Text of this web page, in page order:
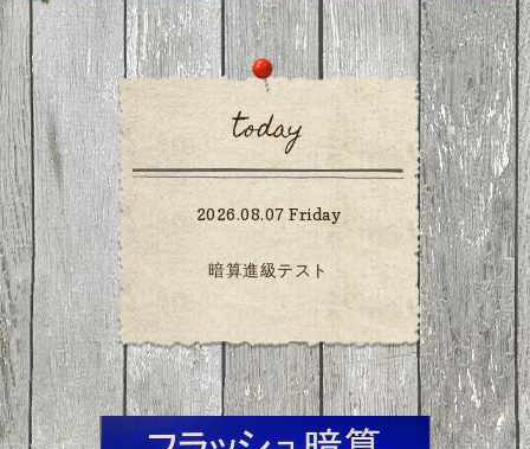
today
2026.08.07 Friday
暗算進級テスト